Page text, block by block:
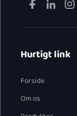
Hurtigt link
Forside
Om os